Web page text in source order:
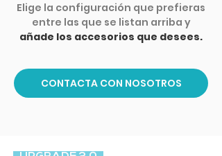
Elige la configuración que prefieras
entre las que se listan arriba y
añade los accesorios que desees.
CONTACTA CON NOSOTROS